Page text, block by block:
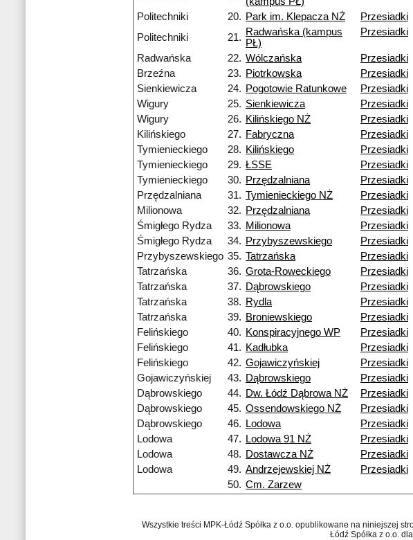
Politechniki 20. Park im. Klepacza NŻ
Przesiadki
Politechniki
21. Radwańska (kampus
PŁ)
Przesiadki
Radwańska 22. Wólczańska
Przesiadki
Brzeźna
23. Piotrkowska
Przesiadki
Sienkiewicza
24. Pogotowie Ratunkowe
Przesiadki
Wigury
25. Sienkiewicza
Przesiadki
Wigury
26. Kilińskiego NŻ
Przesiadki
Kilińskiego
27. Fabryczna
Przesiadki
Tymienieckiego
28. Kilińskiego
Przesiadki
Tymienieckiego
29. ŁSSE
Przesiadki
Tymienieckiego
30. Przędzalniana
Przesiadki
Przędzalniana
31. Tymienieckiego NŻ
Przesiadki
Milionowa
32. Przędzalniana
Przesiadki
Śmigłego Rydza
33. Milionowa
Przesiadki
Śmigłego Rydza
34. Przybyszewskiego
Przesiadki
Przybyszewskiego 35. Tatrzańska
Przesiadki
Tatrzańska
36. Grota-Roweckiego
Przesiadki
Tatrzańska
37. Dąbrowskiego
Przesiadki
Tatrzańska
38. Rydla
Przesiadki
Tatrzańska
39. Broniewskiego
Przesiadki
Felińskiego
40. Konspiracyjnego WP
Przesiadki
Felińskiego
41. Kadłubka
Przesiadki
Felińskiego
42. Gojawiczyńskiej
Przesiadki
Gojawiczyńskiej
43. Dąbrowskiego
Przesiadki
Dąbrowskiego
44. Dw. Łódź Dąbrowa NŻ
Przesiadki
Dąbrowskiego
45. Ossendowskiego NŻ
Przesiadki
Dąbrowskiego
46. Lodowa
Przesiadki
Lodowa
47. Lodowa 91 NŻ
Przesiadki
Lodowa
48. Dostawcza NŻ
Przesiadki
Lodowa
49. Andrzejewskiej NŻ
Przesiadki
50. Cm. Zarzew
Wszystkie treści MPK-Łódź Spółka z o.o. opublikowane na niniejszej
Łódź Spółka z o.o.